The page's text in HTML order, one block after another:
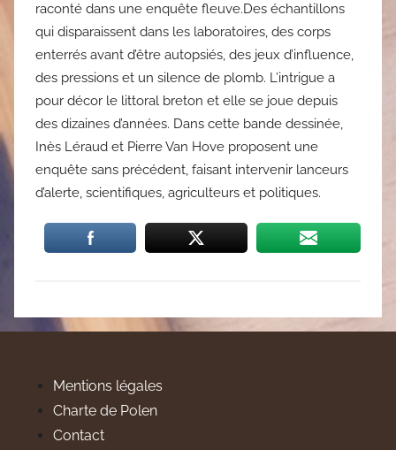
raconté dans une enquête fleuve.Des échantillons
qui disparaissent dans les laboratoires, des corps
enterrés avant d’être autopsiés, des jeux d’influence,
des pressions et un silence de plomb. L’intrigue a
pour décor le littoral breton et elle se joue depuis
des dizaines d’années. Dans cette bande dessinée,
Inès Léraud et Pierre Van Hove proposent une
enquête sans précédent, faisant intervenir lanceurs
d’alerte, scientifiques, agriculteurs et politiques.
Mentions légales
Charte de Polen
Contact